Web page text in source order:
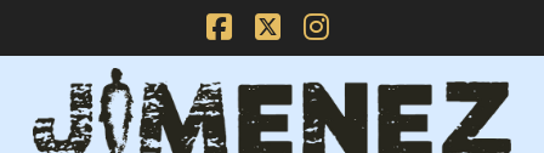
Facebook
X Instagram